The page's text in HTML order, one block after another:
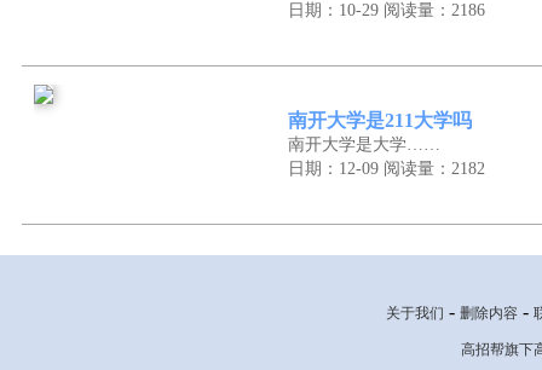
日期：10-29 阅读量：2186
南开大学是211大学吗
南开大学是大学……
日期：12-09 阅读量：2182
关于我们 -删除内容 -
高招帮旗下